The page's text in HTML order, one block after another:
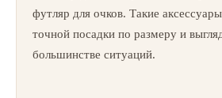
футляр для очков. Такие
точной посадки по размеру и
большинстве ситуаций.